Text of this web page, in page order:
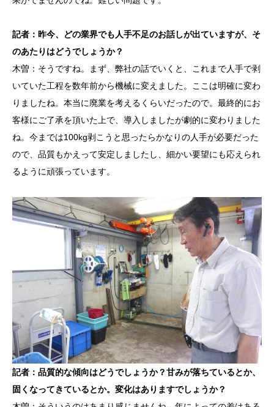
記者：昨今、どの業界でも人手不足のお話しが出ていますが、そ
のあたりはどうでしょうか？
木曽：そうですね。まず、弊社の話でいくと、これまで人手で剥
いていた工程を数年前から機械に変えました。ここは明確に変わ
りましたね。本当に廃業を考えるくらいだったので。最終的にお
客様にご了承を頂いた上で、導入しましたが劇的に変わりました
ね。今までは100kg剥こうと思ったらかなりの人手が必要だった
ので、品質もかえって安定しましたし、細かい要望にも応えられ
るように頑張っています。
記者：品質的な傾向はどうでしょうか？甘みが落ちているとか、
固くなってきているとか。変化はありますでしょうか？